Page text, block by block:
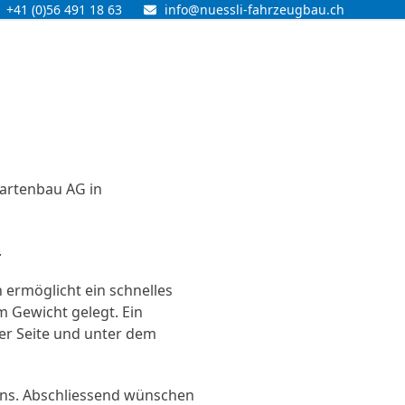
+41 (0)56 491 18 63 info@nuessli-fahrzeugbau.ch
AG in
ein schnelles
Gewicht gelegt. Ein
Seite und unter dem
Abschliessend wünschen